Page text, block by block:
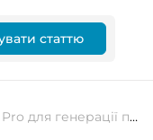
статтю
Google запускає Lyria 3 Pro для генерації повноцінних музичних треків